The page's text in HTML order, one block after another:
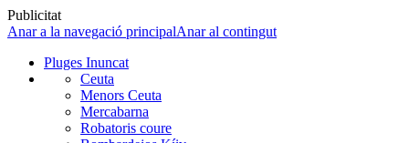
Publicitat
Anar a la navegació principalAnar al contingut
Pluges Inuncat
Ceuta
Menors Ceuta
Mercabarna
Robatoris coure